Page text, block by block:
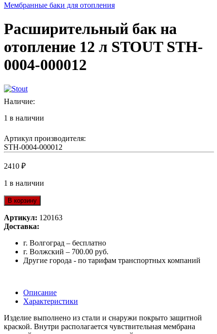
Мембранные баки для отопления
Расширительный бак на
отопление 12 л STOUT STH-
0004-000012
Наличие:
1 в наличии
Артикул производителя:
STH-0004-000012
2410 ₽
1 в наличии
В корзину
Артикул: 120163
Доставка:
г. Волгоград – бесплатно
г. Волжский – 700.00 руб.
Другие города - по тарифам транспортных компаний
Описание
Характеристики
Изделие выполнено из стали и снаружи покрыто защитной
краской. Внутри располагается чувствительная мембрана